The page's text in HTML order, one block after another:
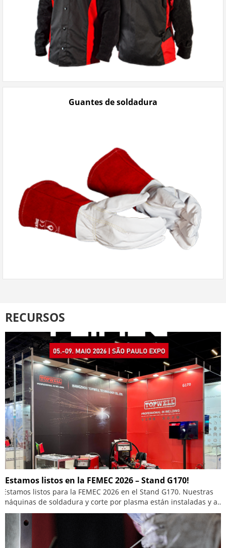
Guantes de soldadura
RECURSOS
¡Estamos listos en la FEMEC 2026 – Stand G170!
Estamos listos para la FEMEC 2026 en el Stand G170. Nuestras
máquinas de soldadura y corte por plasma están instaladas y a
la espera de su visita. Contamos con equipos en exhibición,
hojas técnicas disponibles y atención personalizada en el lugar.
Ven a conversar directamente sobre soluciones de soldadura y
corte por plasma diseñadas para trabajar para usted.